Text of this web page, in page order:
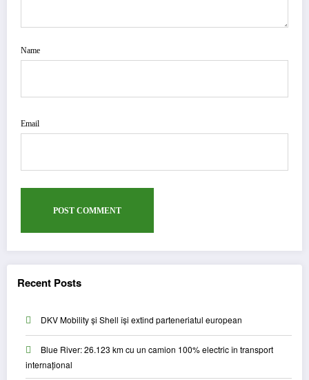
Name
Email
Recent Posts
DKV Mobility și Shell își extind parteneriatul european
Blue River: 26.123 km cu un camion 100% electric în transport
internațional